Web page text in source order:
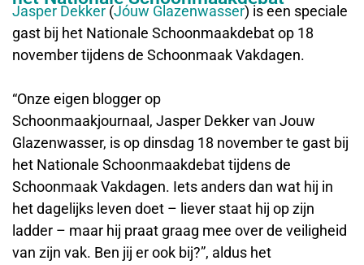
Jasper Dekker (Jóuw Glazenwasser) is een speciale
gast bij het Nationale Schoonmaakdebat op 18
november tijdens de Schoonmaak Vakdagen.
“Onze eigen blogger op
Schoonmaakjournaal, Jasper Dekker van Jouw
Glazenwasser, is op dinsdag 18 november te gast bij
het Nationale Schoonmaakdebat tijdens de
Schoonmaak Vakdagen. Iets anders dan wat hij in
het dagelijks leven doet – liever staat hij op zijn
ladder – maar hij praat graag mee over de veiligheid
van zijn vak. Ben jij er ook bij?”, aldus het